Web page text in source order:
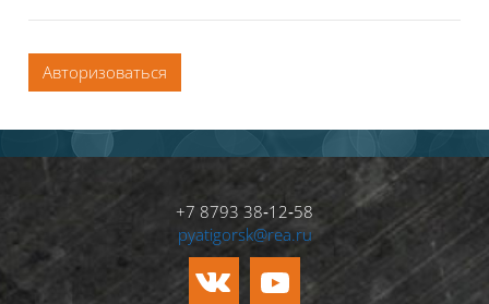
Авторизоваться
+7 8793 38‑12‑58
pyatigorsk@rea.ru